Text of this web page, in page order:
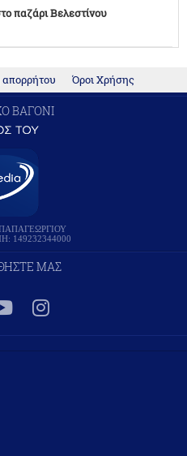
παζάρι Βελεστίνου
απορρήτου Όροι Χρήσης
ΒΑΓΟΝΙ
149232344000
ΜΑΣ